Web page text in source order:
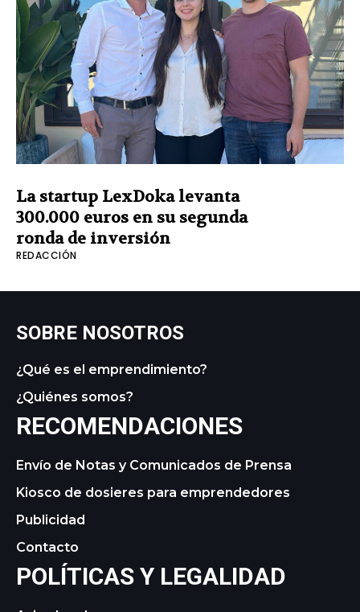
La startup LexDoka levanta
300.000 euros en su segunda
ronda de inversión
REDACCIÓN
SOBRE NOSOTROS
¿Qué es el emprendimiento?
¿Quiénes somos?
RECOMENDACIONES
Envío de Notas y Comunicados de Prensa
Kiosco de dosieres para emprendedores
Publicidad
Contacto
POLÍTICAS Y LEGALIDAD